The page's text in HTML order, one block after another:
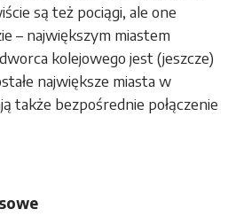
są też pociągi, ale one
– największym miastem
kolejowego jest (jeszcze)
największe miasta w
także bezpośrednie połączenie